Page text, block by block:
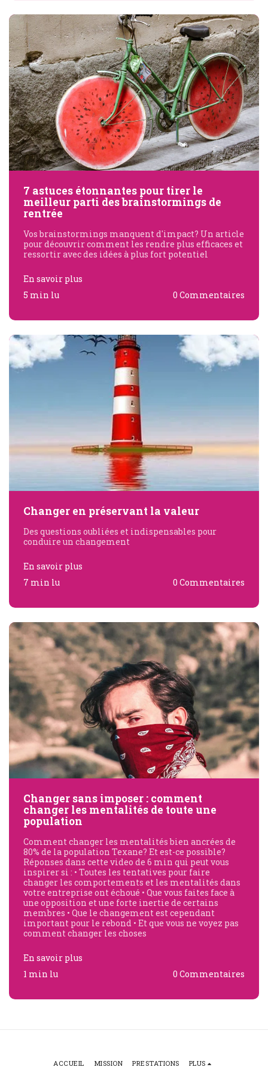
7 astuces étonnantes pour tirer le
meilleur parti des brainstormings de
rentrée
Vos brainstormings manquent d'impact? Un article
pour découvrir comment les rendre plus efficaces et
ressortir avec des idées à plus fort potentiel
En savoir plus
5 min lu
0 Commentaires
Changer en préservant la valeur
Des questions oubliées et indispensables pour
conduire un changement
En savoir plus
7 min lu
0 Commentaires
Changer sans imposer : comment
changer les mentalités de toute une
population
Comment changer les mentalités bien ancrées de
80% de la population Texane? Et est-ce possible?
Réponses dans cette video de 6 min qui peut vous
inspirer si : • Toutes les tentatives pour faire
changer les comportements et les mentalités dans
votre entreprise ont échoué • Que vous faites face à
une opposition et une forte inertie de certains
membres • Que le changement est cependant
important pour le rebond • Et que vous ne voyez pas
comment changer les choses
En savoir plus
1 min lu
0 Commentaires
ACCUEIL MISSION PRESTATIONS PLUS